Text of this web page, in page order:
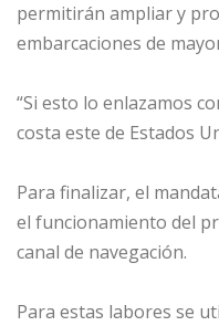
permitirán ampliar y
embarcaciones de
“Si esto lo enlazamos
costa este de Estados
Para finalizar, el
el funcionamiento del
canal de navegación.
Para estas labores se